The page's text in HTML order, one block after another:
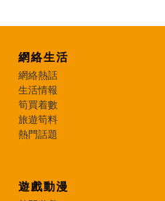
網絡生活
網絡熱話
生活情報
筍買着數
旅遊筍料
熱門話題
遊戲動漫